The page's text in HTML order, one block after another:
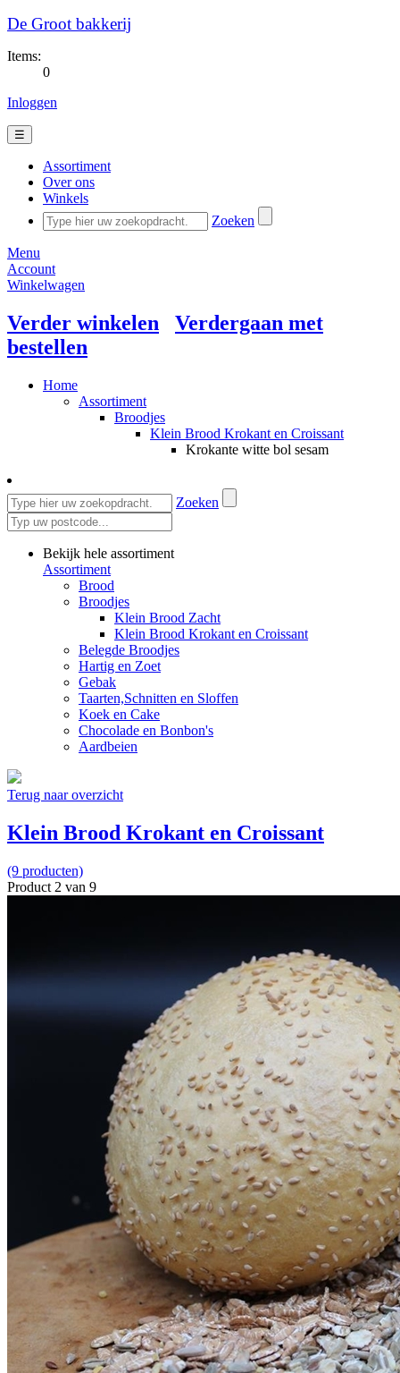
De Groot bakkerij
Items:
0
Inloggen
☰
Assortiment
Over ons
Winkels
Zoeken
Menu
Account
Winkelwagen
Verder winkelen
Verdergaan met
bestellen
Home
Assortiment
Broodjes
Klein Brood Krokant en Croissant
Krokante witte bol sesam
Zoeken
Bekijk hele assortiment
Assortiment
Brood
Broodjes
Klein Brood Zacht
Klein Brood Krokant en Croissant
Belegde Broodjes
Hartig en Zoet
Gebak
Taarten,Schnitten en Sloffen
Koek en Cake
Chocolade en Bonbon's
Aardbeien
Terug naar overzicht
Klein Brood Krokant en Croissant
(9 producten)
Product 2 van 9